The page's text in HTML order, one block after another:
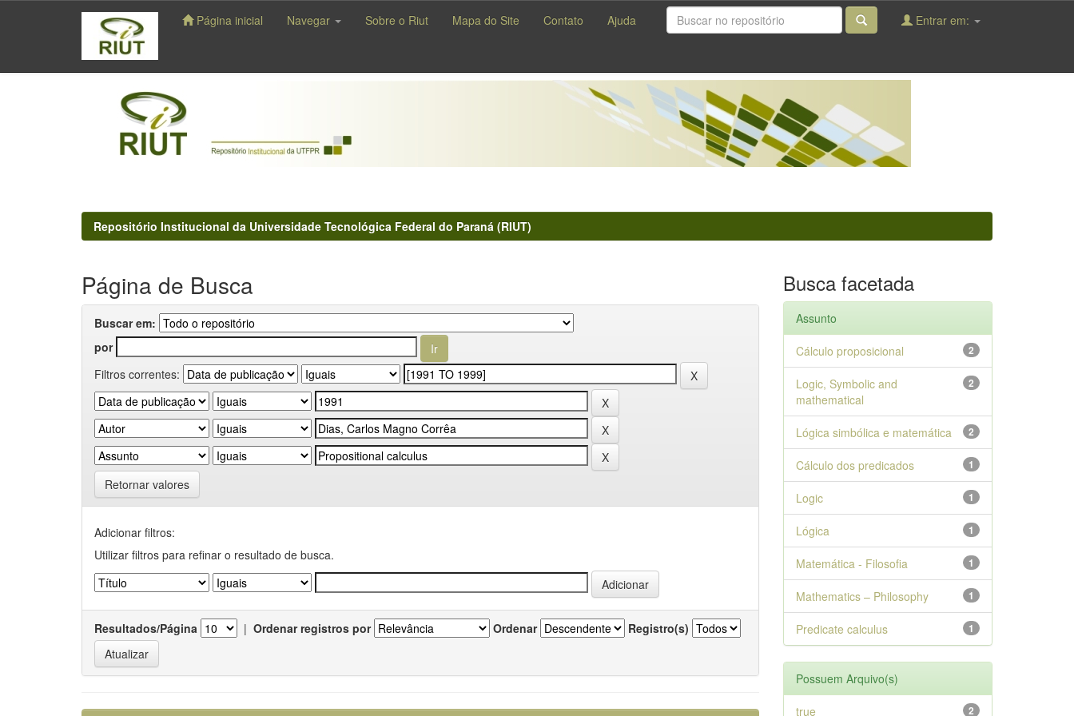
navigation
Página inicial Navegar Sobre o Riut Mapa do Site Contato Ajuda Entrar em:
Repositório Institucional da Universidade Tecnológica Federal do Paraná (RIUT)
Página de Busca
Buscar em:
por
Filtros correntes:
Retornar valores
Adicionar filtros:
Utilizar filtros para refinar o resultado de busca.
Resultados/Página | Ordenar registros por Ordenar Registro(s)
Busca facetada
Assunto
2
Cálculo proposicional
2
Logic, Symbolic and
mathematical
2
Lógica simbólica e matemática
1
Cálculo dos predicados
1
Logic
1
Lógica
1
Matemática - Filosofia
1
Mathematics – Philosophy
1
Predicate calculus
Possuem Arquivo(s)
2
true